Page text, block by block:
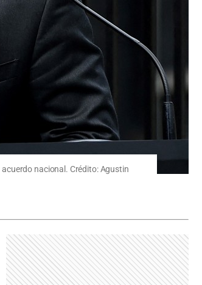
nacional. Crédito: Agustin